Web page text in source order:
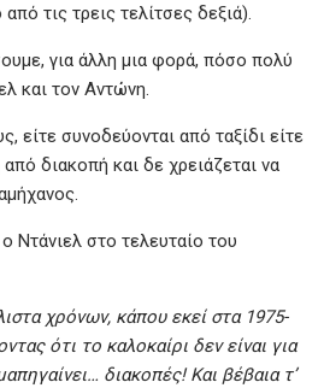
τις τρεις τελίτσες δεξιά).
για άλλη μια φορά, πόσο πολύ
και τον Αντώνη.
είτε συνοδεύονται από ταξίδι είτε
διακοπή και δε χρειάζεται να
Ντάνιελ στο τελευταίο του
χρόνων, κάπου εκεί στα 1975-
ότι το καλοκαίρι δεν είναι για
διακοπές! Και βέβαια τ’